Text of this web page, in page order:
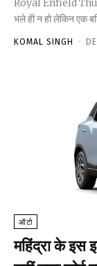
Royal Enfield
भले ही न हो लेकिन एक
KOMAL SINGH -
ऑटो
महिंद्रा के इस